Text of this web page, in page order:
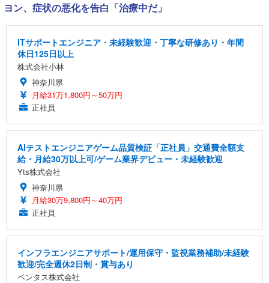
ヨン、症状の悪化を告白「治療中だ」
ITサポートエンジニア・未経験歓迎・丁寧な研修あり・年間
休日125日以上
株式会社小林
神奈川県
月給31万1,800円～50万円
正社員
AIテストエンジニアゲーム品質検証「正社員」交通費全額支
給・月給30万以上可/ゲーム業界デビュー・未経験歓迎
Yts株式会社
神奈川県
月給30万9,800円～40万円
正社員
インフラエンジニアサポート/運用保守・監視業務補助/未経験
歓迎/完全週休2日制・賞与あり
ベンタス株式会社